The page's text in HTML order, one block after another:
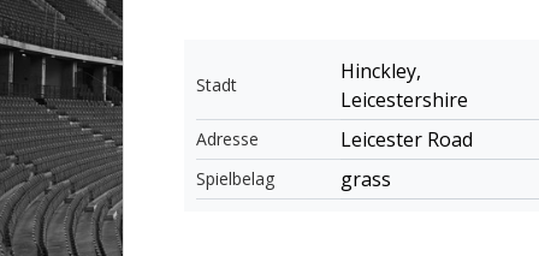
Stadt
Hinckley,
Leicestershire
Adresse Leicester Road
Spielbelag grass